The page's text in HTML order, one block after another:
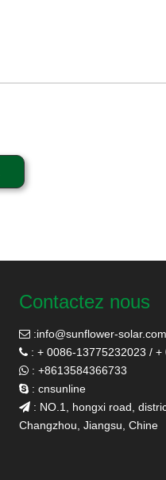
Contactez nous
 :info@sunflower-solar.com
 : + 0086-13775232023 /
 : +8613584366733
 : cnsunline
 : NO.1, hongxi road,
Changzhou, Jiangsu, Chine